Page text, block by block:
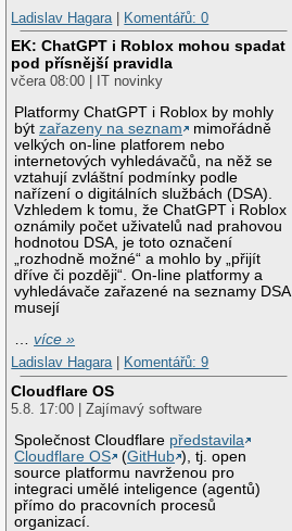
Ladislav Hagara
Komentářů: 0
EK: ChatGPT i Roblox mohou spadat
pod přísnější pravidla
včera 08:00 | IT novinky
Platformy ChatGPT i Roblox by mohly
býtzařazeny na seznam
mimořádně
velkých on-line platforem nebo
internetových vyhledávačů, na něž se
vztahují zvláštní podmínky podle
nařízení o digitálních službách (DSA).
Vzhledem k tomu, že ChatGPT i Roblox
oznámily počet uživatelů nad prahovou
hodnotou DSA, je toto označení
„rozhodně možné“ a mohlo by „přijít
dříve či později“. On-line platformy a
vyhledávače zařazené na seznamy DSA
musejí
…více »
Ladislav Hagara| Komentářů: 9
Cloudflare OS
5.8. 17:00 | Zajímavý software
Společnost Cloudflare představila
Cloudflare OS
(GitHub ), tj. open
source platformu navrženou pro
integraci umělé inteligence (agentů)
přímo do pracovních procesů
organizací.